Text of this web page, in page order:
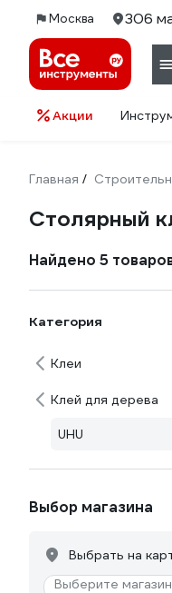
Москва 306
Акции
Главная /
Столярный
Найдено 5
Категория
Клеи
Клей для дерева
UHU
Выбор магазина
Выбрать на
Выберите магазин